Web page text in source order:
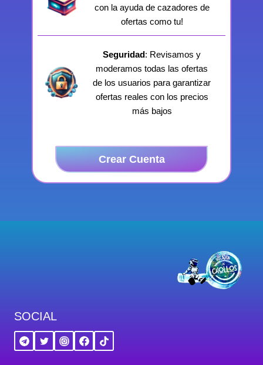
con la ayuda de cazadores de
ofertas como tu!
Seguridad: Revisamos y
moderamos todas las ofertas
de los usuarios para garantizar
ofertas reales con los precios
más bajos
Crear Cuenta
SOCIAL